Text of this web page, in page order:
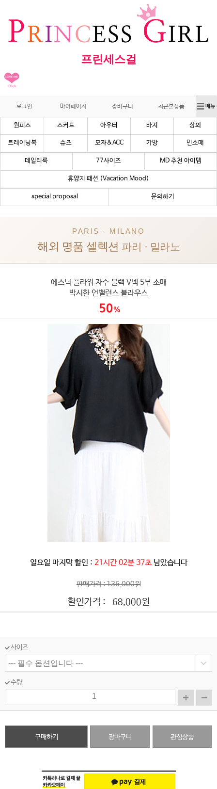
프린세스걸
로그인 마이페이지 장바구니 최근본상품
원피스 스커트 아우터 바지 상의
트레이닝복 슈즈 모자&ACC 가방 민소매
데일리룩 77사이즈 MD 추천 아이템
휴양지 패션 (Vacation Mood)
special proposal 문의하기
PARIS · MILANO
해외 명품 셀렉션 파리 · 밀라노
에스닉 플라워 자수 블랙 V넥 5부 소매
박시한 언밸런스 블라우스
일요일 마지막 할인 : 21시간 02분 35초 남았습니다
판매가격 : 136,000원
할인가격 : 68,000원
사이즈
수량
구매하기 장바구니 관심상품